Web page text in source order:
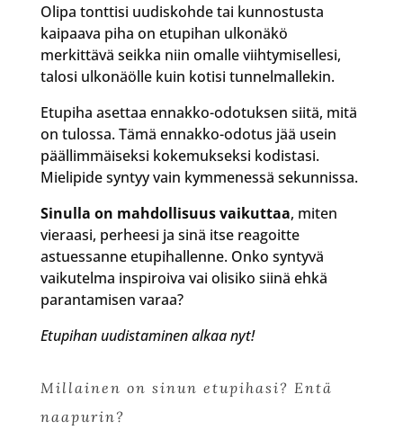
Olipa tonttisi uudiskohde tai kunnostusta
kaipaava piha on etupihan ulkonäkö
merkittävä seikka niin omalle viihtymisellesi,
talosi ulkonäölle kuin kotisi tunnelmallekin.
Etupiha asettaa ennakko-odotuksen siitä, mitä
on tulossa. Tämä ennakko-odotus jää usein
päällimmäiseksi kokemukseksi kodistasi.
Mielipide syntyy vain kymmenessä sekunnissa.
Sinulla on mahdollisuus vaikuttaa, miten
vieraasi, perheesi ja sinä itse reagoitte
astuessanne etupihallenne. Onko syntyvä
vaikutelma inspiroiva vai olisiko siinä ehkä
parantamisen varaa?
Etupihan uudistaminen alkaa nyt!
Millainen on sinun etupihasi? Entä
naapurin?